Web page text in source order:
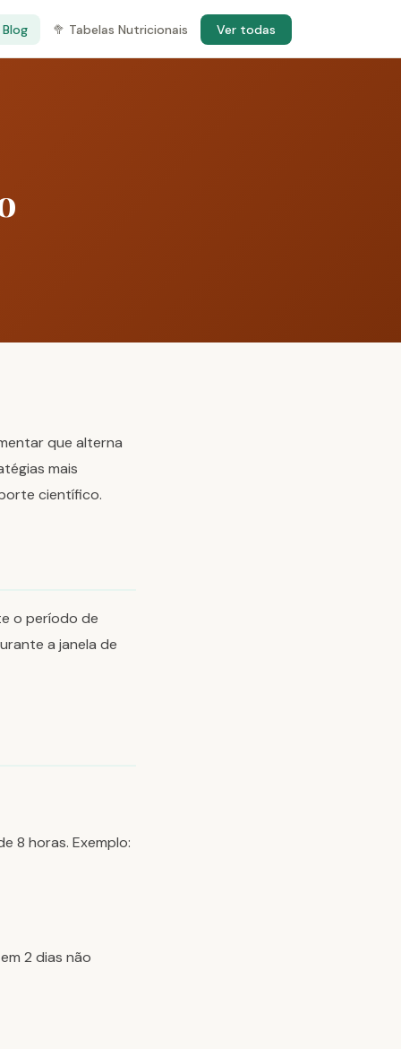
Blog 🥦 Tabelas Nutricionais Ver todas
que alterna
mais
científico.
o período de
a janela de
8 horas. Exemplo:
2 dias não